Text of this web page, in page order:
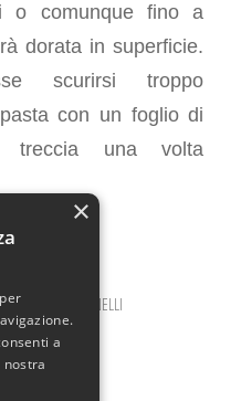
o comunque fino a
dorata in superficie.
scurirsi troppo
con un foglio di
treccia una volta
DA ILARIA BERTINELLI
×
a